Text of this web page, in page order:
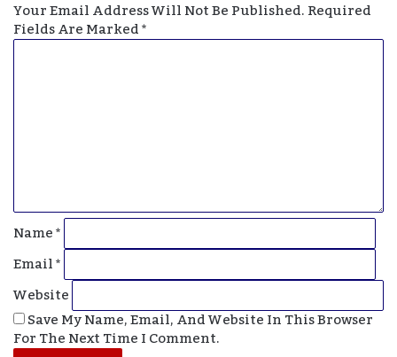
Your Email Address Will Not Be Published.Required
Fields Are Marked*
C
Name*
Email*
Website
Save My Name, Email, And Website In This Browser
For The Next Time I Comment.